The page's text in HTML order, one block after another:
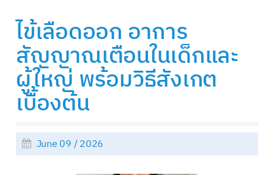
ไข้เลือดออก อาการ
สัญญาณเตือนในเด็กและ
ผู้ใหญ่ พร้อมวิธีสังเกต
เบื้องต้น
June 09 / 2026